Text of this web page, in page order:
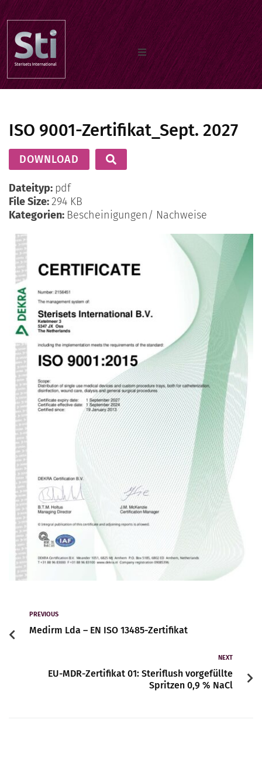
Home
Unsere produkte
Über uns
ISO 9001-Zertifikat_Sept. 2027
DOWNLOAD
Dateityp: pdf
File Size:294 KB
Kategorien: Bescheinigungen/ Nachweise
PREVIOUS
Medirm Lda – EN ISO 13485-Zertifikat
NEXT
EU-MDR-Zertifikat 01: Steriflush vorgefüllte
Spritzen 0,9 % NaCl